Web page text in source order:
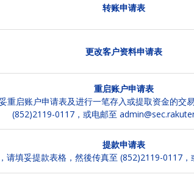
转账申请表
更改客户资料申请表
重启账户申请表
重启账户申请表及进行一笔存入或提取资金的交
(852)2119-0117，或电邮至
提款申请表
请填妥提款表格，然後传真至 (852)2119-0117，